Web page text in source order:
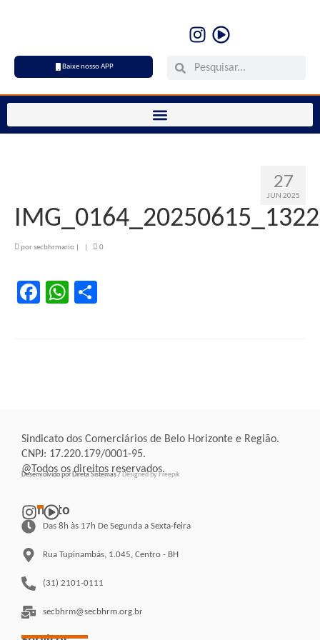
Baixe nosso APP
27
JUN 2025
porsecbhrmario 0
Facebook
WhatsApp
Sindicato dos Comerciários de Belo Horizonte e Região.
CNPJ: 17.220.179/0001-95.
@Todos os direitos reservados.
Desenvolvido por Direta Sistemas /Designed by Freepik
Contato
Das 8h às 17h De Segunda a Sexta-feira
Rua Tupinambás, 1.045, Centro - BH
(31) 2101-0111
secbhrm@secbhrm.org.br